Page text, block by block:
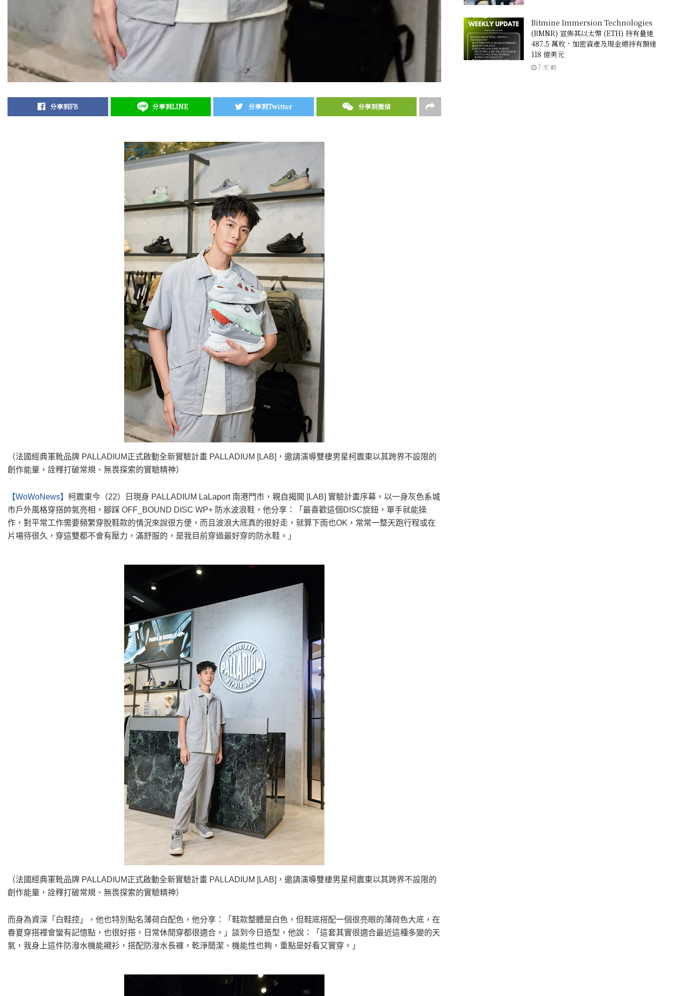
分享到FB 分享到LINE 分享到Twitter 分享到微信
（法國經典軍靴品牌 PALLADIUM正式啟動全新實驗計畫 PALLADIUM [LAB]，邀請演導雙棲男星柯震東以其跨界不設限的
創作能量，詮釋打破常規、無畏探索的實驗精神）
【WoWoNews】 柯震東今（22）日現身 PALLADIUM LaLaport 南港門市，親自揭開 [LAB] 實驗計畫序幕，以一身灰色系城
市戶外風格穿搭帥氣亮相，腳踩 OFF_BOUND DISC WP+ 防水波浪鞋，他分享：「最喜歡這個DISC旋鈕，單手就能操
作，對平常工作需要頻繁穿脫鞋款的情況來說很方便，而且波浪大底真的很好走，就算下雨也OK，常常一整天跑行程或在
片場待很久，穿這雙都不會有壓力，滿舒服的，是我目前穿過最好穿的防水鞋。」
（法國經典軍靴品牌 PALLADIUM正式啟動全新實驗計畫 PALLADIUM [LAB]，邀請演導雙棲男星柯震東以其跨界不設限的
創作能量，詮釋打破常規、無畏探索的實驗精神）
而身為資深「白鞋控」，他也特別點名薄荷白配色，他分享：「鞋款整體是白色，但鞋底搭配一個很亮眼的薄荷色大底，在
春夏穿搭裡會蠻有記憶點，也很好搭，日常休閒穿都很適合。」談到今日造型，他說：「這套其實很適合最近這種多變的天
氣，我身上這件防潑水機能襯衫，搭配防潑水長褲，乾淨簡潔、機能性也夠，重點是好看又實穿。」
Bitmine Immersion Technologies
(BMNR) 宣佈其以太幣 (ETH) 持有量達
487.5 萬枚，加密資產及現金總持有額達
118 億美元
7 天 前